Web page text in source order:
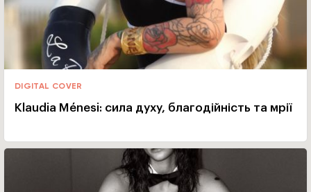
DIGITAL COVER
Klaudia Ménesi: сила духу, благодійність та мрії